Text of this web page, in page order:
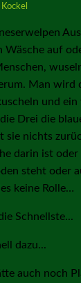
Wäsche auf
Man wird
und ein
Drei die
sie nichts
darin ist
steht oder
keine Rolle…